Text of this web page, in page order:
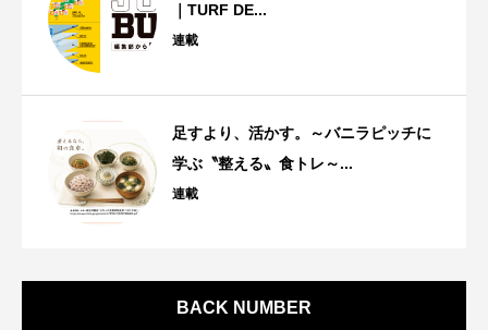
｜TURF DE...
連載
足すより、活かす。～バニラピッチに
学ぶ〝整える〟食トレ～...
連載
BACK NUMBER